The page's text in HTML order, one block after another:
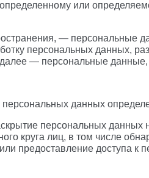
или
— персональные
персональных данных,
— персональные
данных
персональных данных
круга лиц, в том числе
предоставление доступа